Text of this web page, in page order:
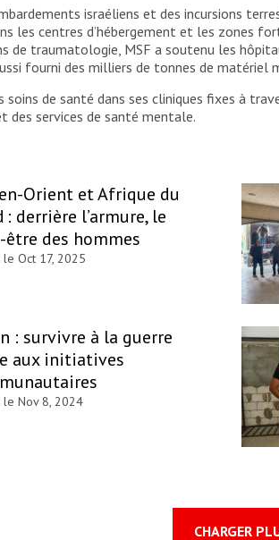
israéliens et des incursions
les centres d’hébergement et les zones
de traumatologie, MSF a soutenu les
fourni des milliers de tonnes de matériel
de santé dans ses cliniques fixes à
des services de santé mentale.
Orient et Afrique du
: derrière l’armure, le
être des hommes
Oct 17, 2025
: survivre à la guerre
aux initiatives
le Nov 8, 2024
CHARGER